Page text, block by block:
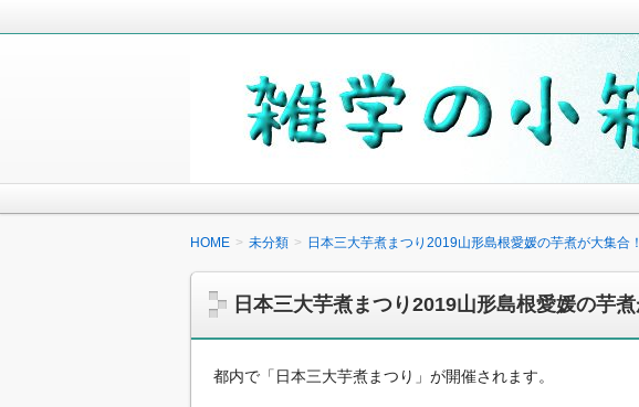
雑学の小箱
毎日の生活の中で気になったことや知っていれば便利
少しでも役に立つことがあれば嬉しく思います。
HOME 未分類 日本三大芋煮まつり2019山形島根愛媛の芋煮が大集合
日本三大芋煮まつり2019山形島根愛媛の芋
都内で「日本三大芋煮まつり」が開催されます。